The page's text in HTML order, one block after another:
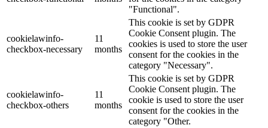
"Functional".
cookielawinfo-
checkbox-necessary
11
months
This cookie is set by GDPR
Cookie Consent plugin. The
cookies is used to store the user
consent for the cookies in the
category "Necessary".
cookielawinfo-
checkbox-others
11
months
This cookie is set by GDPR
Cookie Consent plugin. The
cookie is used to store the user
consent for the cookies in the
category "Other.